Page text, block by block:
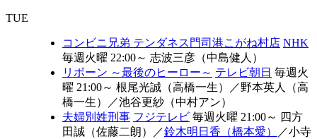
TUE
コンビニ兄弟 テンダネス門司港こがね村店 NHK
毎週火曜 22:00～ 志波三彦（中島健人）
リボーン ～最後のヒーロー～ テレビ朝日 毎週火
曜 21:00～ 根尾光誠（高橋一生） ／野本英人（高
橋一生）
／池谷更紗（中村アン）
夫婦別姓刑事 フジテレビ 毎週火曜 21:00～ 四方
田誠（佐藤二朗）
／鈴木明日香（橋本愛） ／小寺